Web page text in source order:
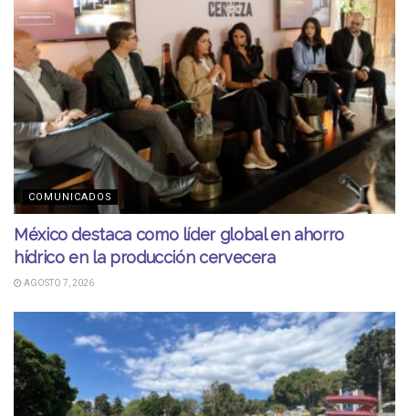
COMUNICADOS
México destaca como líder global en ahorro
hídrico en la producción cervecera
AGOSTO 7, 2026